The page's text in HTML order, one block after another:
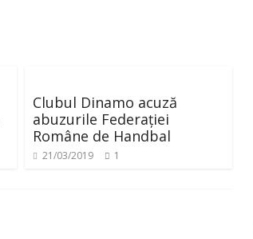
Clubul Dinamo acuză
abuzurile Federației
Române de Handbal
21/03/2019 1